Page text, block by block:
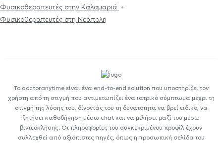
Φυσικοθεραπευτές στην Καλαμαριά
Φυσικοθεραπευτές στη Νεάπολη
Το doctoranytime είναι ένα end-to-end solution που υποστηρίζει τον
χρήστη από τη στιγμή που αντιμετωπίζει ένα ιατρικό σύμπτωμα μέχρι τη
στιγμή της λύσης του, δίνοντάς του τη δυνατότητα να βρεί ειδικό, να
ζητήσει καθοδήγηση μέσω chat και να μιλήσει μαζί του μέσω
βιντεοκλήσης. Οι πληροφορίες του συγκεκριμένου προφίλ έχουν
συλλεχθεί από αξιόπιστες πηγές, όπως η προσωπική σελίδα του